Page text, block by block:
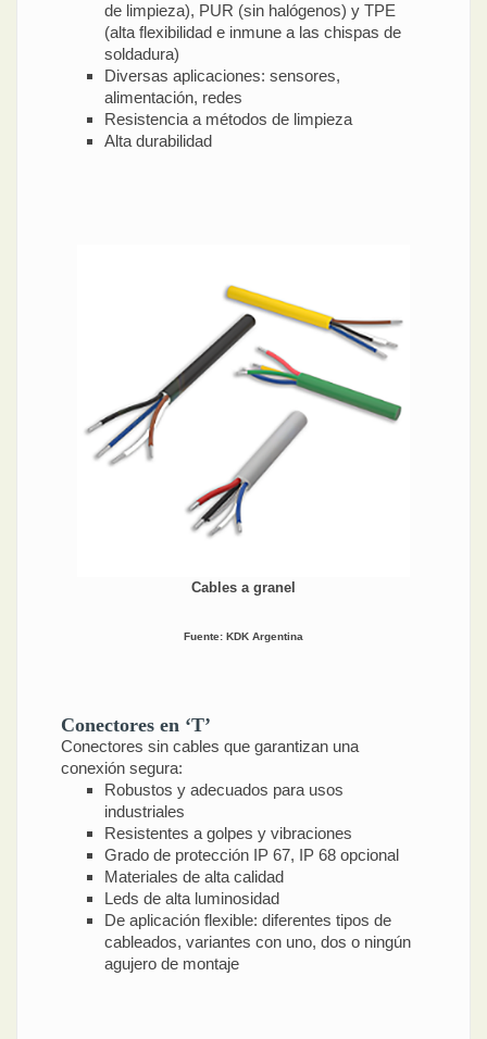
de limpieza), PUR (sin halógenos) y TPE
(alta flexibilidad e inmune a las chispas de
soldadura)
Diversas aplicaciones: sensores,
alimentación, redes
Resistencia a métodos de limpieza
Alta durabilidad
Cables a granel
Fuente: KDK Argentina
Conectores en ‘T’
Conectores sin cables que garantizan una
conexión segura:
Robustos y adecuados para usos
industriales
Resistentes a golpes y vibraciones
Grado de protección IP 67, IP 68 opcional
Materiales de alta calidad
Leds de alta luminosidad
De aplicación flexible: diferentes tipos de
cableados, variantes con uno, dos o ningún
agujero de montaje